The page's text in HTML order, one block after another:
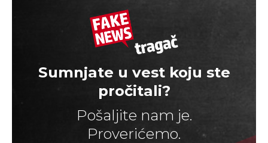
Sumnjate u vest koju ste
pročitali?
Pošaljite nam je.
Proverićemo.